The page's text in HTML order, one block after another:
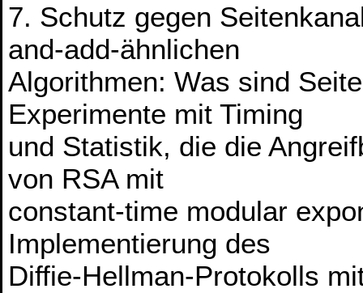
7. Schutz gegen
and-add-ähnlichen
Algorithmen: Was sind
Experimente mit Timing
und Statistik, die die
von RSA mit
constant-time modular
Implementierung des
Diffie-Hellman-Protokolls